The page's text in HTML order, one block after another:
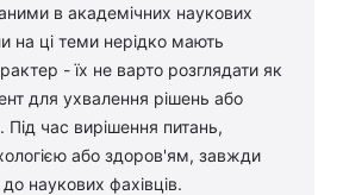
в академічних наукових
на ці теми нерідко мають
- їх не варто розглядати як
для ухвалення рішень або
Під час вирішення питань,
або здоров'ям, завжди
наукових фахівців.